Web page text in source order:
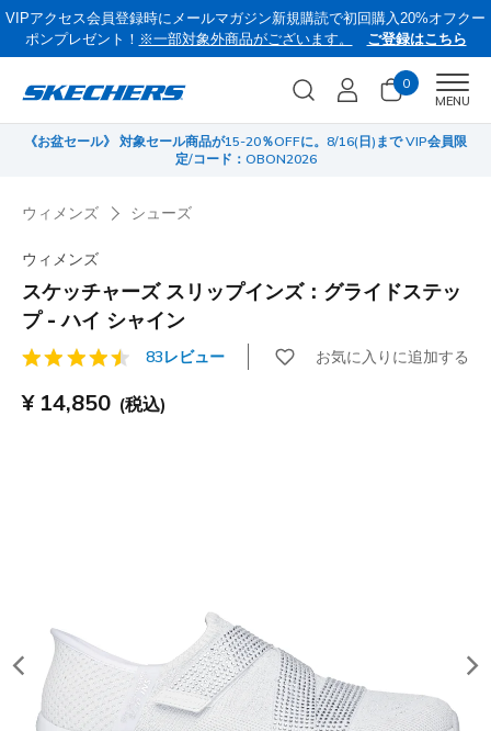
VIPアクセス会員登録時にメールマガジン新規購読で初回購入20%オフクー
ポンプレゼント！ ※一部対象外商品がございます。 ご登録はこちら
0
MENU
《お盆セール》 対象セール商品が15-20％OFFに。8/16(日)まで VIP会員限
定/コード：OBON2026
ウィメンズ シューズ
ウィメンズ
スケッチャーズ スリップインズ：グライドステッ
プ - ハイ シャイン
顧客評価3.3/5件83レビュー お気に入りに追加する
¥ 14,850 (税込)